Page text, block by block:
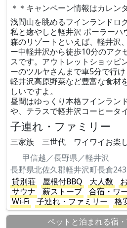
＊＊キャンペーン情報はカレン
浅間山を眺めるフインランドロ
私と癒やしと軽井沢 ポーラーハ
森のリゾートといえば、軽井沢
ー中軽井沢から徒歩10分のアク
スです。アウトレットショッピ
ーのツルヤさんまで車5分で行け
軽井沢高原野菜など豊富な食材
しいですよ。
昼間はゆっくり本格フインラン
や、テラスで軽井沢コーヒータイ
子連れ・ファミリー
三家族 三世代 ワイワイお楽し
甲信越／長野県／軽井沢
長野県北佐久郡軽井沢町長倉
貸別荘
屋根付BBQ 大人数
サウナ
薪ストーブ
合宿・ワ
Wi-Fi
子連れ・ファミリー 格
ペットと泊まれる宿